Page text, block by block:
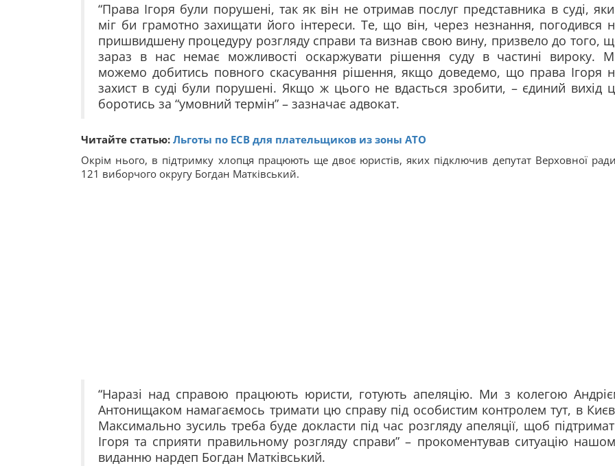
“Права Ігоря були порушені, так як він не отримав послуг представника в суді,
міг би грамотно захищати його інтереси. Те, що він, через незнання, погодився
пришвидшену процедуру розгляду справи та визнав свою вину, призвело до того,
зараз в нас немає можливості оскаржувати рішення суду в частині вироку.
можемо добитись повного скасування рішення, якщо доведемо, що права Ігоря
захист в суді були порушені. Якщо ж цього не вдасться зробити, – єдиний вихід
боротись за “умовний термін” – зазначає адвокат.
Читайте статью: Льготы по ЕСВ для плательщиков из зоны АТО
Окрім нього, в підтримку хлопця працюють ще двоє юристів, яких підключив депутат Верховної
121 виборчого округу Богдан Матківський.
“Наразі над справою працюють юристи, готують апеляцію. Ми з колегою
Антонищаком намагаємось тримати цю справу під особистим контролем тут, в
Максимально зусиль треба буде докласти під час розгляду апеляції, щоб
Ігоря та сприяти правильному розгляду справи” – прокоментував ситуацію
виданню нардеп Богдан Матківський.